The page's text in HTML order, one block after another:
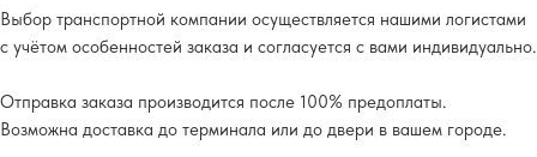
Выбор транспортной компании осуществляется нашими логистами
с учётом особенностей заказа и согласуется с вами индивидуально.
Отправка заказа производится после 100% предоплаты.
Возможна доставка до терминала или до двери в вашем городе.